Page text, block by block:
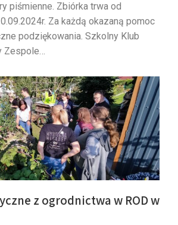
piśmienne. Zbiórka trwa od
Za każdą okazaną pomoc
podziękowania. Szkolny Klub
Zespole…
z ogrodnictwa w ROD w